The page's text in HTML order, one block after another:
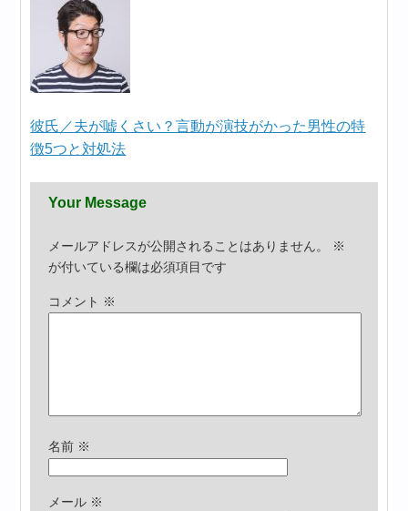
彼氏／夫が嘘くさい？言動が演技がかった男性の特
徴5つと対処法
Your Message
メールアドレスが公開されることはありません。
※
が付いている欄は必須項目です
コメント ※
名前 ※
メール ※